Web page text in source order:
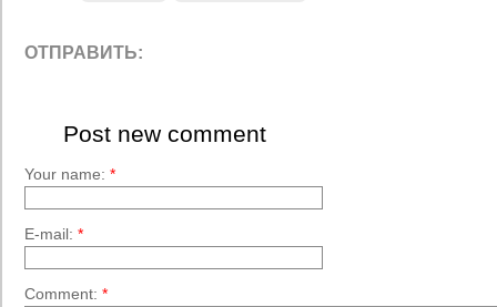
ОТПРАВИТЬ:
Post new comment
Your name: *
E-mail: *
Comment: *